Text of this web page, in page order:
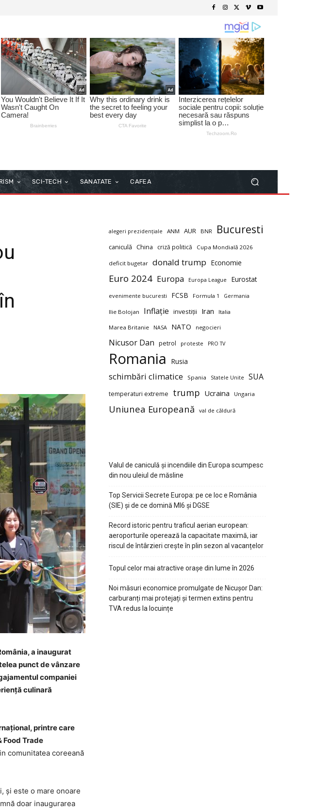
SCI-TECH SANATATE CAFEA
a inaugurat
punct de vânzare
companiei
culinară
printre care
Food Trade
comunitatea coreeană
și este o mare onoare
doar inaugurarea
alegeri prezidențiale ANM AUR BNR Bucuresti
caniculă China criză politică Cupa Mondială 2026
deficit bugetar donald trump Economie
Euro 2024 Europa Europa League Eurostat
evenimente bucuresti FCSB Formula 1 Germania
Ilie Bolojan Inflație investiții Iran Italia
Marea Britanie NASA NATO negocieri
Nicusor Dan petrol proteste PRO TV
Romania Rusia
schimbări climatice Spania Statele Unite SUA
temperaturi extreme trump Ucraina Ungaria
Uniunea Europeană val de căldură
Valul de caniculă și incendiile din Europa scumpesc
din nou uleiul de măsline
Top Servicii Secrete Europa: pe ce loc e România
(SIE) și de ce domină MI6 și DGSE
Record istoric pentru traficul aerian european:
aeroporturile operează la capacitate maximă, iar
riscul de întârzieri crește în plin sezon al vacanțelor
Topul celor mai atractive orașe din lume în 2026
Noi măsuri economice promulgate de Nicușor Dan:
carburanți mai protejați și termen extins pentru
TVA redus la locuințe